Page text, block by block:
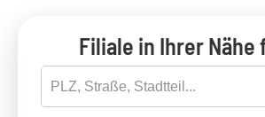
Filiale in Ihrer Nähe